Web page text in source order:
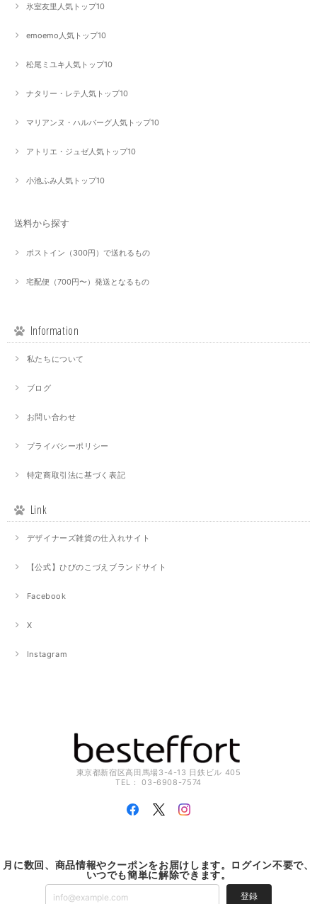
氷室友里人気トップ10
emoemo人気トップ10
松尾ミユキ人気トップ10
ナタリー・レテ人気トップ10
マリアンヌ・ハルバーグ人気トップ10
アトリエ・ジュゼ人気トップ10
小池ふみ人気トップ10
送料から探す
ポストイン（300円）で送れるもの
宅配便（700円〜）発送となるもの
Information
私たちについて
ブログ
お問い合わせ
プライバシーポリシー
特定商取引法に基づく表記
Link
デザイナーズ雑貨の仕入れサイト
【公式】ひびのこづえブランドサイト
Facebook
X
Instagram
東京都新宿区高田馬場3-4-13 日鉄ビル 405
TEL： 03-6908-7574
月に数回、商品情報やクーポンをお届けします。ログイン不要で、
いつでも簡単に解除できます。
登録